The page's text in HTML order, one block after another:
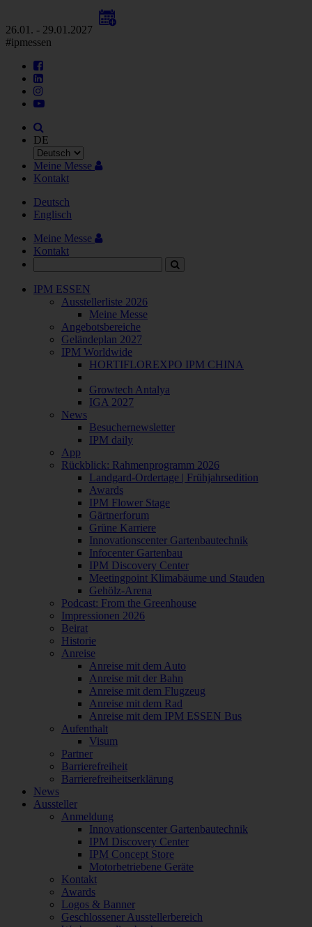
26.01. - 29.01.2027
#ipmessen
DE
Meine Messe
Kontakt
Deutsch
Englisch
Meine Messe
Kontakt
IPM ESSEN
Ausstellerliste 2026
Meine Messe
Angebotsbereiche
Geländeplan 2027
IPM Worldwide
HORTIFLOREXPO IPM CHINA
Growtech Antalya
IGA 2027
News
Besuchernewsletter
IPM daily
App
Rückblick: Rahmenprogramm 2026
Landgard-Ordertage | Frühjahrsedition
Awards
IPM Flower Stage
Gärtnerforum
Grüne Karriere
Innovationscenter Gartenbautechnik
Infocenter Gartenbau
IPM Discovery Center
Meetingpoint Klimabäume und Stauden
Gehölz-Arena
Podcast: From the Greenhouse
Impressionen 2026
Beirat
Historie
Anreise
Anreise mit dem Auto
Anreise mit der Bahn
Anreise mit dem Flugzeug
Anreise mit dem Rad
Anreise mit dem IPM ESSEN Bus
Aufenthalt
Visum
Partner
Barrierefreiheit
Barrierefreiheitserklärung
News
Aussteller
Anmeldung
Innovationscenter Gartenbautechnik
IPM Discovery Center
IPM Concept Store
Motorbetriebene Geräte
Kontakt
Awards
Logos & Banner
Geschlossener Ausstellerbereich